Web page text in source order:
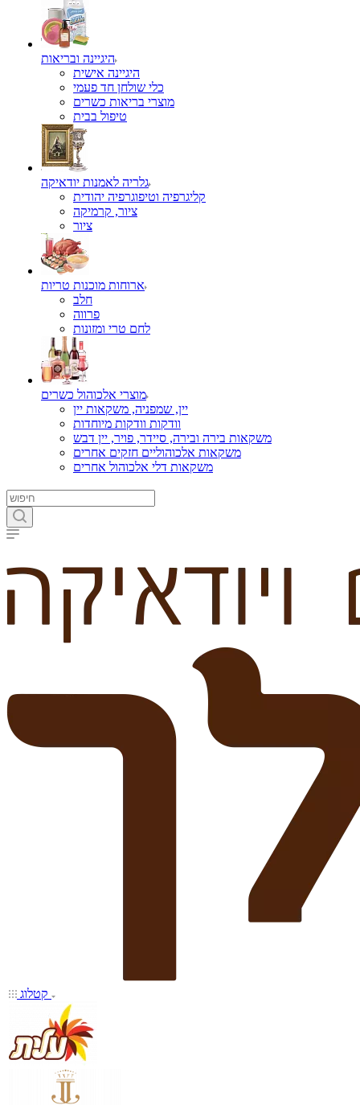
היגיינה ובריאות
היגיינה אישית
כלי שולחן חד פעמי
מוצרי בריאות כשרים
טיפול בבית
גלריה לאמנות יודאיקה
קליגרפיה וטיפוגרפיה יהודית
ציור, קרמיקה
ציור
ארוחות מוכנות טריות
חלב
פרווה
לחם טרי ומזונות
מוצרי אלכוהול כשרים
יין, שמפניה, משקאות יין
וודקות וודקות מיוחדות
משקאות בירה ובירה, סיידר, פויר, יין דבש
משקאות אלכוהוליים חזקים אחרים
משקאות דלי אלכוהול אחרים